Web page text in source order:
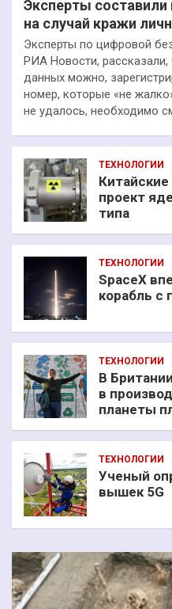
Эксперты составили
на случай кражи
Эксперты по цифровой
РИА Новости,
данных можно,
номер, которые «не
не удалось, необходимо
ТЕХНОЛОГИИ
проект
типа
ТЕХНОЛОГИИ
SpaceX
корабль с
ТЕХНОЛОГИИ
В
в
планеты
ТЕХНОЛОГИИ
Ученый
вышек 5G